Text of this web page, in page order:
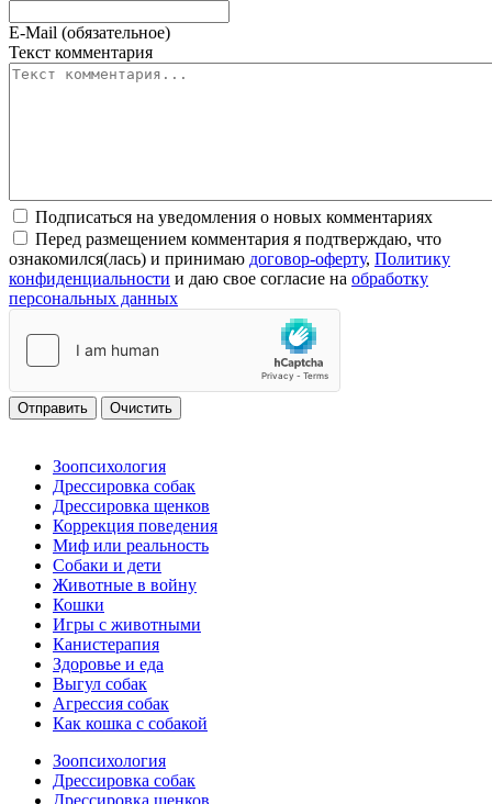
E-Mail (обязательное)
Текст комментария
Подписаться на уведомления о новых комментариях
Перед размещением комментария я подтверждаю, что
ознакомился(лась) и принимаю договор-оферту, Политику
конфиденциальности и даю свое согласие на обработку
персональных данных
Отправить Очистить
Зоопсихология
Дрессировка собак
Дрессировка щенков
Коррекция поведения
Миф или реальность
Собаки и дети
Животные в войну
Кошки
Игры с животными
Канистерапия
Здоровье и еда
Выгул собак
Агрессия собак
Как кошка с собакой
Зоопсихология
Дрессировка собак
Дрессировка щенков